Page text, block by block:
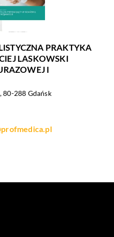
PRAKTYKA
LASKOWSKI
I
80-288 Gdańsk